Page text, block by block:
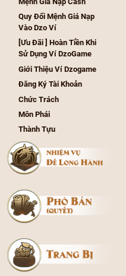
Open Beta
Hướng Dẫn Nhận Và Sử
Dụng Code Quà Đăng Ký
Sớm
Hướng Dẫn Nạp Thẻ Trên
Website
Hướng Dẫn Nạp Tiền
Trong Game
GiftCode
Hướng Dẫn Tải Và Sử
Mệnh Giá Nạp Cash
Quy Đổi Mệnh Giá Nạp
Vào Dzo Ví
[Ưu Đãi ] Hoàn Tiền Khi
Sử Dụng Ví DzoGame